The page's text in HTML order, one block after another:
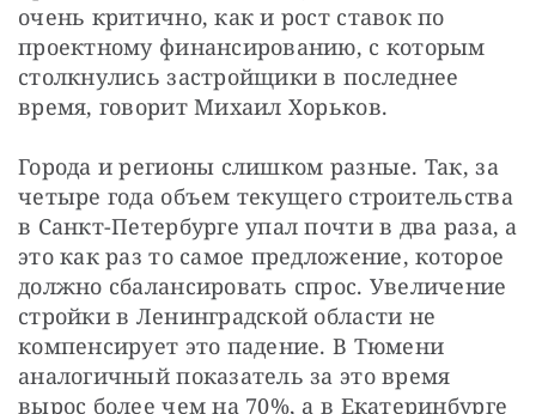
очень критично, как и рост ставок по
проектному финансированию, с которым
столкнулись застройщики в последнее
время, говорит Михаил Хорьков.
Города и регионы слишком разные. Так, за
четыре года объем текущего строительства
в Санкт-Петербурге упал почти в два раза, а
это как раз то самое предложение, которое
должно сбалансировать спрос. Увеличение
стройки в Ленинградской области не
компенсирует это падение. В Тюмени
аналогичный показатель за это время
вырос более чем на 70%, а в Екатеринбурге